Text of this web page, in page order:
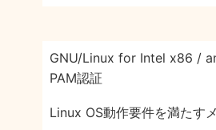
GNU/Linux for Intel x86 /
PAM認証
Linux OS動作要件を満たす